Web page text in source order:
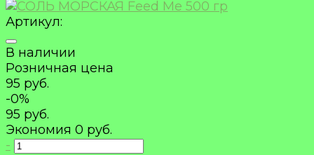
Артикул:
В наличии
Розничная цена
95 руб.
-0%
95 руб.
Экономия 0 руб.
-